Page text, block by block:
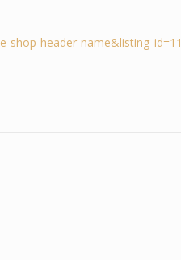
shop-header-